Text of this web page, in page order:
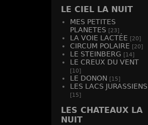
LE CIEL LA NUIT
MES PETITES
PLANETES [23]
LA VOIE LACTÉE [20]
CIRCUM POLAIRE [20]
LE STEINBERG [14]
LE CREUX DU VENT
[10]
LE DONON [15]
LES LACS JURASSIENS
[15]
LES CHATEAUX LA
NUIT